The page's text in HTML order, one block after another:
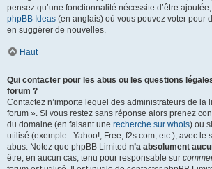
pensez qu’une fonctionnalité nécessite d’être
phpBB Ideas (en anglais) où vous pouvez voter pour
en suggérer de nouvelles.
Haut
Qui contacter pour les abus ou les questions
forum ?
Contactez n’importe lequel des administrateurs de la
forum ». Si vous restez sans réponse alors prenez
du domaine (en faisant une recherche sur whois) ou
utilisé (exemple : Yahoo!, Free, f2s.com, etc.), avec le
abus. Notez que phpBB Limited n’a absolument
être, en aucun cas, tenu pour responsable sur